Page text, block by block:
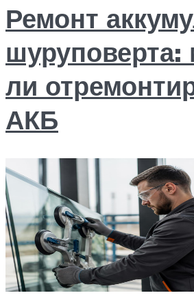
Ремонт
ли
АКБ